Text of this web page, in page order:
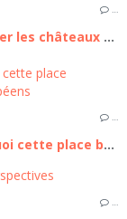
…
Toutes les choses à savoir avant de visiter les châteaux de la Loire
…
Comment fonctionne Euronext et pourquoi cette place boursière compte pour les investisseurs européens
…